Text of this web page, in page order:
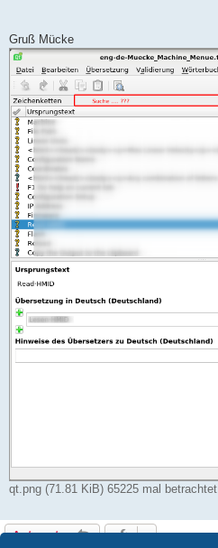
Gruß Mücke
qt.png (71.81 KiB) 65225 mal betrachtet
Antworten